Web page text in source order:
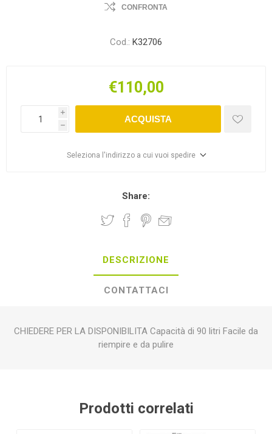
CONFRONTA
Cod.: K32706
€110,00
i
h
ACQUISTA
Seleziona l'indirizzo a cui vuoi spedire
Share:
DESCRIZIONE
CONTATTACI
CHIEDERE PER LA DISPONIBILITA Capacità di 90 litri Facile da
riempire e da pulire
Prodotti correlati